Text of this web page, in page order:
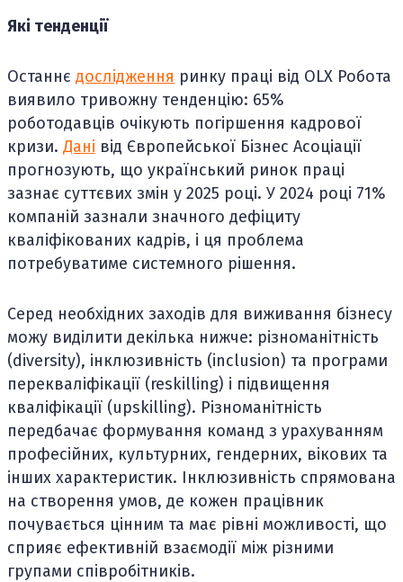
Які тенденції
Останнє дослідження ринку праці від OLX Робота
виявило тривожну тенденцію: 65%
роботодавців очікують погіршення кадрової
кризи. Дані від Європейської Бізнес Асоціації
прогнозують, що український ринок праці
зазнає суттєвих змін у 2025 році. У 2024 році 71%
компаній зазнали значного дефіциту
кваліфікованих кадрів, і ця проблема
потребуватиме системного рішення.
Серед необхідних заходів для виживання бізнесу
можу виділити декілька нижче: різноманітність
(diversity), інклюзивність (inclusion) та програми
перекваліфікації (reskilling) і підвищення
кваліфікації (upskilling). Різноманітність
передбачає формування команд з урахуванням
професійних, культурних, гендерних, вікових та
інших характеристик. Інклюзивність спрямована
на створення умов, де кожен працівник
почувається цінним та має рівні можливості, що
сприяє ефективній взаємодії між різними
групами співробітників.